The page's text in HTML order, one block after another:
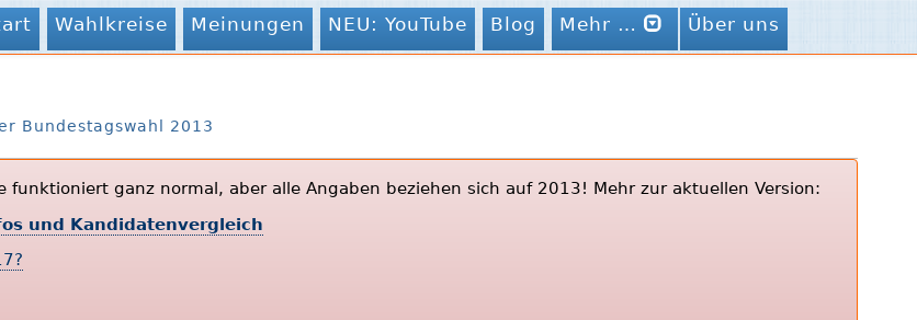
Wahlkreise Meinungen NEU: YouTube Blog Mehr … Über uns
Bundestagswahl 2013
funktioniert ganz normal, aber alle Angaben beziehen sich auf 2013! Mehr zur aktuellen Version:
und Kandidatenvergleich